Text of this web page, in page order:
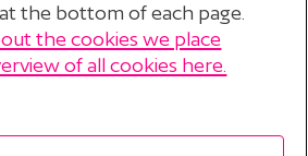
Pensioenfonds voor
Disclaimer
the bottom of each page.
the cookies we place
of all cookies here.